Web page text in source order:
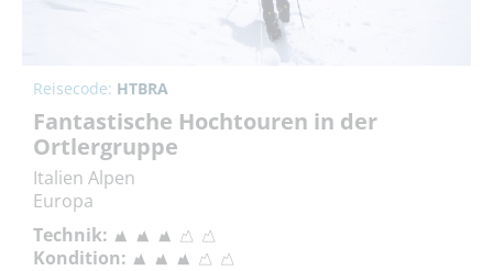
Reisecode: HTBRA
Fantastische Hochtouren in der
Ortlergruppe
Italien Alpen
Europa
Technik:
Kondition: